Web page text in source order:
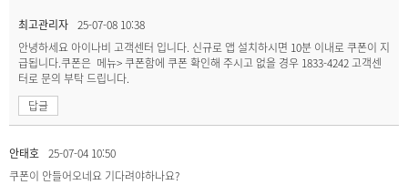
최고관리자 25-07-08 10:38
안녕하세요 아이나비 고객센터 입니다. 신규로 앱 설치하시면 10분 이내로 쿠폰이 지
급됩니다.쿠폰은 메뉴> 쿠폰함에 쿠폰 확인해 주시고 없을 경우 1833-4242 고객센
터로 문의 부탁 드립니다.
답글
안태호 25-07-04 10:50
쿠폰이 안들어오네요 기다려야하나요?